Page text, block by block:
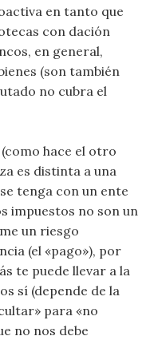
en tanto que
con dación
en general,
(son también
no cubra el
hace el otro
es distinta a una
tenga con un ente
impuestos no son un
un riesgo
(el «pago»), por
te puede llevar a la
sí (depende de la
para «no
no nos debe